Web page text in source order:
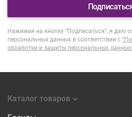
Нажимая на кнопку “Подписаться”, я даю
персональных данных в соответствии с
обработки и защиты персональных
Каталог товаров